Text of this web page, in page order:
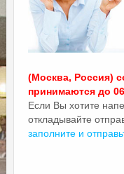
(Москва, Россия)
принимаются до
Если Вы хотите
откладывайте
заполните и